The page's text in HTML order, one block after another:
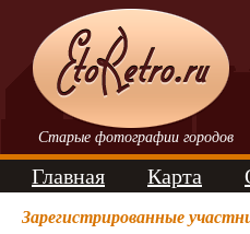
Старые фотографии городов
Главная Карта
Зарегистрированные